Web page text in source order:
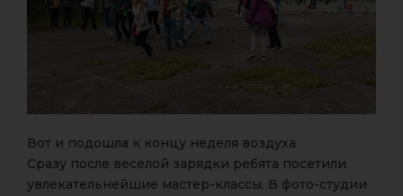
Вот и подошла к концу неделя воздуха
Сразу после веселой зарядки ребята посетили
увлекательнейшие мастер-классы. В фото-студии